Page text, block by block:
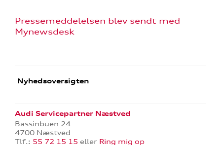
Pressemeddelelsen blev sendt med
Mynewsdesk
Nyhedsoversigten
Audi Servicepartner Næstved
Bassinbuen 24
4700 Næstved
Tlf.: 55 72 15 15 eller Ring mig op